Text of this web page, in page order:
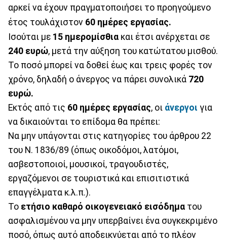
αρκεί να έχουν πραγματοποιήσει το προηγούμενο
έτος τουλάχιστον 60 ημέρες εργασίας.
Ισούται με 15 ημερομίσθια και έτσι ανέρχεται σε
240 ευρώ, μετά την αύξηση του κατώτατου μισθού.
Το ποσό μπορεί να δοθεί έως και τρεις φορές τον
χρόνο, δηλαδή ο άνεργος να πάρει συνολικά 720
ευρώ.
Εκτός από τις 60 ημέρες εργασίας, οι άνεργοι για
να δικαιούνται το επίδομα θα πρέπει:
Να μην υπάγονται στις κατηγορίες του άρθρου 22
του Ν. 1836/89 (όπως οικοδόμοι, λατόμοι,
ασβεστοποιοί, μουσικοί, τραγουδιστές,
εργαζόμενοι σε τουριστικά και επισιτιστικά
επαγγέλματα κ.λ.π.).
Το ετήσιο καθαρό οικογενειακό εισόδημα του
ασφαλισμένου να μην υπερβαίνει ένα συγκεκριμένο
ποσό, όπως αυτό αποδεικνύεται από το πλέον